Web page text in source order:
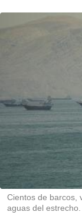
i
o
m
p
r
i
r
r
Cientos de barcos,
aguas del estrecho.